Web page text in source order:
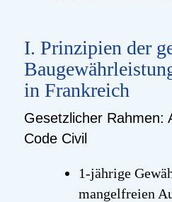
I. Prinzipien der
in Frankreich
Gesetzlicher Rahmen:
Code Civil
1-jährige
mangelfreien